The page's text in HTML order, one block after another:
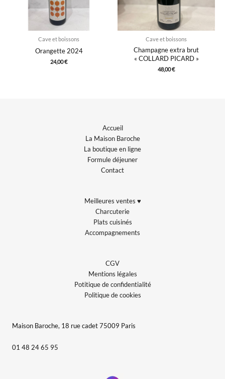
Cave et boissons
Orangette 2024
24,00€
Cave et boissons
Champagne extra brut
« COLLARD PICARD »
48,00€
Accueil
La Maison Baroche
La boutique en ligne
Formule déjeuner
Contact
Meilleures ventes ♥
Charcuterie
Plats cuisinés
Accompagnements
CGV
Mentions légales
Potitique de confidentialité
Politique de cookies
Maison Baroche, 18 rue cadet 75009 Paris
01 48 24 65 95